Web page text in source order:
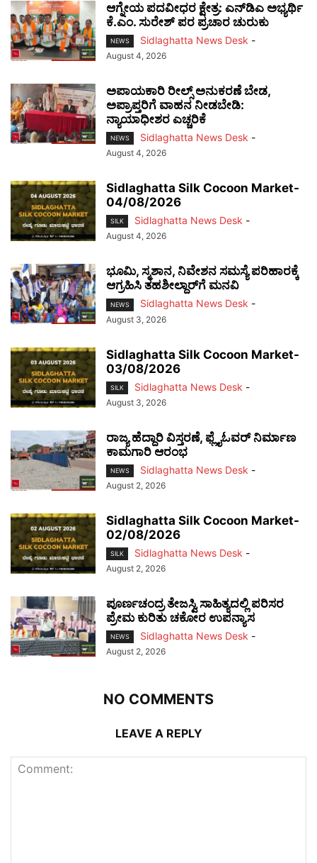
ಆಗ್ನೇಯ ಪದವೀಧರ ಕ್ಷೇತ್ರ: ಎನ್‌ಡಿಎ ಅಭ್ಯರ್ಥಿ
ಕೆ.ಎಂ. ಸುರೇಶ್ ಪರ ಪ್ರಚಾರ ಚುರುಕು
NEWS Sidlaghatta News Desk -
August 4, 2026
ಅಪಾಯಕಾರಿ ರೀಲ್ಸ್ ಅನುಕರಣೆ ಬೇಡ,
ಅಪ್ರಾಪ್ತರಿಗೆ ವಾಹನ ನೀಡಬೇಡಿ:
ನ್ಯಾಯಾಧೀಶರ ಎಚ್ಚರಿಕೆ
NEWS Sidlaghatta News Desk -
August 4, 2026
Sidlaghatta Silk Cocoon Market-
04/08/2026
SILK Sidlaghatta News Desk -
August 4, 2026
ಭೂಮಿ, ಸ್ಮಶಾನ, ನಿವೇಶನ ಸಮಸ್ಯೆ ಪರಿಹಾರಕ್ಕೆ
ಆಗ್ರಹಿಸಿ ತಹಶೀಲ್ದಾರ್‌ಗೆ ಮನವಿ
NEWS Sidlaghatta News Desk -
August 3, 2026
Sidlaghatta Silk Cocoon Market-
03/08/2026
SILK Sidlaghatta News Desk -
August 3, 2026
ರಾಜ್ಯ ಹೆದ್ದಾರಿ ವಿಸ್ತರಣೆ, ಫ್ಲೈಓವರ್ ನಿರ್ಮಾಣ
ಕಾಮಗಾರಿ ಆರಂಭ
NEWS Sidlaghatta News Desk -
August 2, 2026
Sidlaghatta Silk Cocoon Market-
02/08/2026
SILK Sidlaghatta News Desk -
August 2, 2026
ಪೂರ್ಣಚಂದ್ರ ತೇಜಸ್ವಿ ಸಾಹಿತ್ಯದಲ್ಲಿ ಪರಿಸರ
ಪ್ರೇಮ ಕುರಿತು ಚಕೋರ ಉಪನ್ಯಾಸ
NEWS Sidlaghatta News Desk -
August 2, 2026
NO COMMENTS
LEAVE A REPLY